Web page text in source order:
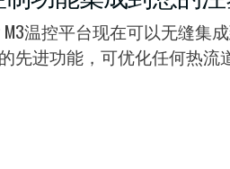
M3温控平台现在可以无缝
先进功能，可优化任何热流